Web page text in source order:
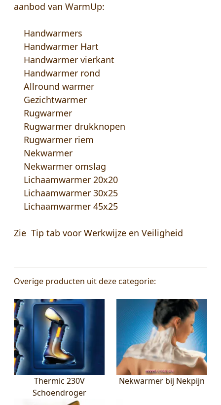
aanbod van WarmUp:
Handwarmers
Handwarmer Hart
Handwarmer vierkant
Handwarmer rond
Allround warmer
Gezichtwarmer
Rugwarmer
Rugwarmer drukknopen
Rugwarmer riem
Nekwarmer
Nekwarmer omslag
Lichaamwarmer 20x20
Lichaamwarmer 30x25
Lichaamwarmer 45x25
Zie Tip tab voor Werkwijze en Veiligheid
Overige producten uit deze categorie:
Thermic 230V
Schoendroger
Nekwarmer bij Nekpijn